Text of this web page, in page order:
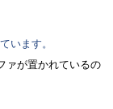
います。
ァが置かれているの